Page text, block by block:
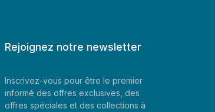
Rejoignez notre newsletter
Inscrivez-vous pour être le premier
informé des offres exclusives, des
offres spéciales et des collections à